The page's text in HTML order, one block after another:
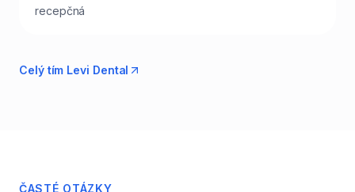
recepčná
Celý tím Levi Dental
ČASTÉ OTÁZKY